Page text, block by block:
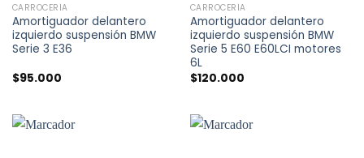
CARROCERÍA
Amortiguador delantero
izquierdo suspensión BMW
Serie 3 E36
$95.000
CARROCERÍA
Amortiguador delantero
izquierdo suspensión BMW
Serie 5 E60 E60LCI motores
6L
$120.000